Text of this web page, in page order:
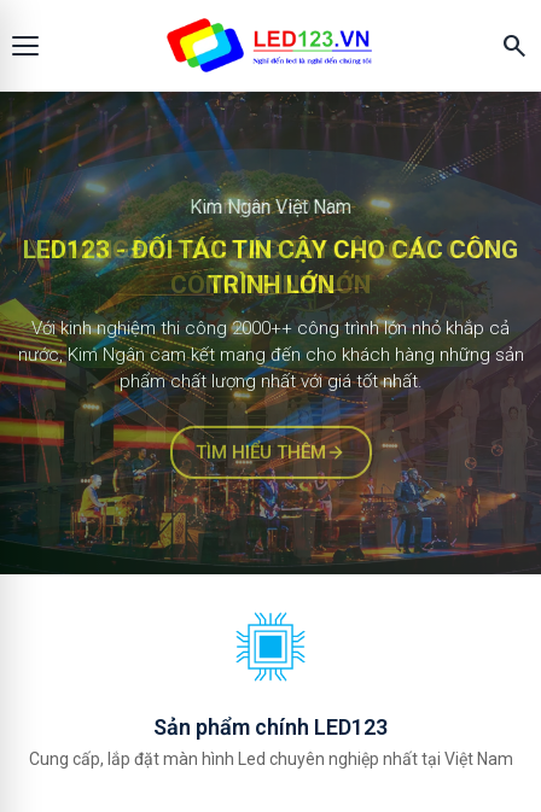
search
2.000+ công trình
Màn hình LED123
KIM NGÂN - ĐỐI TÁC TIN CẬY CHO CÁC
CÔNG TRÌNH LỚN
Với kinh nghiệm thi công 1000++ công trình lớn nhỏ khắp cả
nước, Kim Ngân cam kết mang đến cho khách hàng những sản
phẩm chất lượng nhất với giá tốt nhất.
TÌM HIỂU THÊM
Sản phẩm chính LED123
Cung cấp, lắp đặt màn hình Led chuyên nghiệp nhất tại Việt Nam